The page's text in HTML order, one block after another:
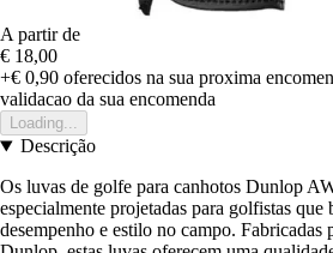
A partir de
€ 18,00
+€ 0,90 oferecidos na sua proxima
validacao da sua encomenda
Loading...
Descrição
Os luvas de golfe para canhotos Dunlop
especialmente projetadas para golfistas que
desempenho e estilo no campo. Fabricadas